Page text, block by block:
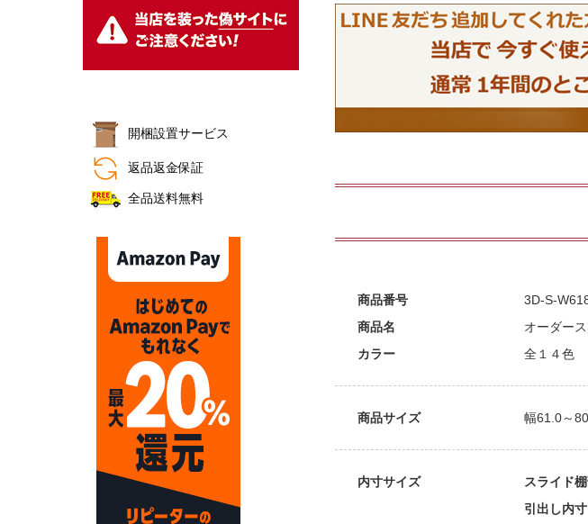
キッチンの便利アイテム
タワー tower（山崎実業）
商品番号
3D-S-
商品名
オーダー
カラー
全１４色
商品サイズ 幅61.0～
内寸サイズ スライド
引出し内寸
開梱設置サービス
返品返金保証
全品送料無料